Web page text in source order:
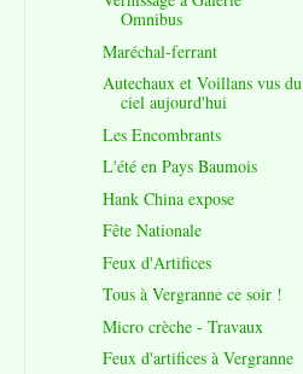
Omnibus
Maréchal-ferrant
Autechaux et Voillans vus du
ciel aujourd'hui
Les Encombrants
L'été en Pays Baumois
Hank China expose
Fête Nationale
Feux d'Artifices
Tous à Vergranne ce soir !
Micro crèche - Travaux
Feux d'artifices à Vergranne